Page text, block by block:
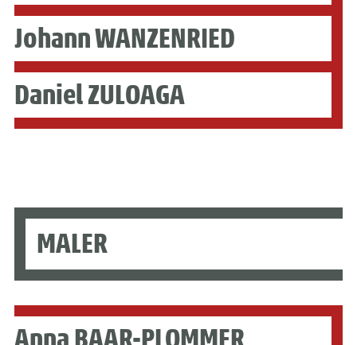
Johann WANZENRIED
Daniel ZULOAGA
MALER